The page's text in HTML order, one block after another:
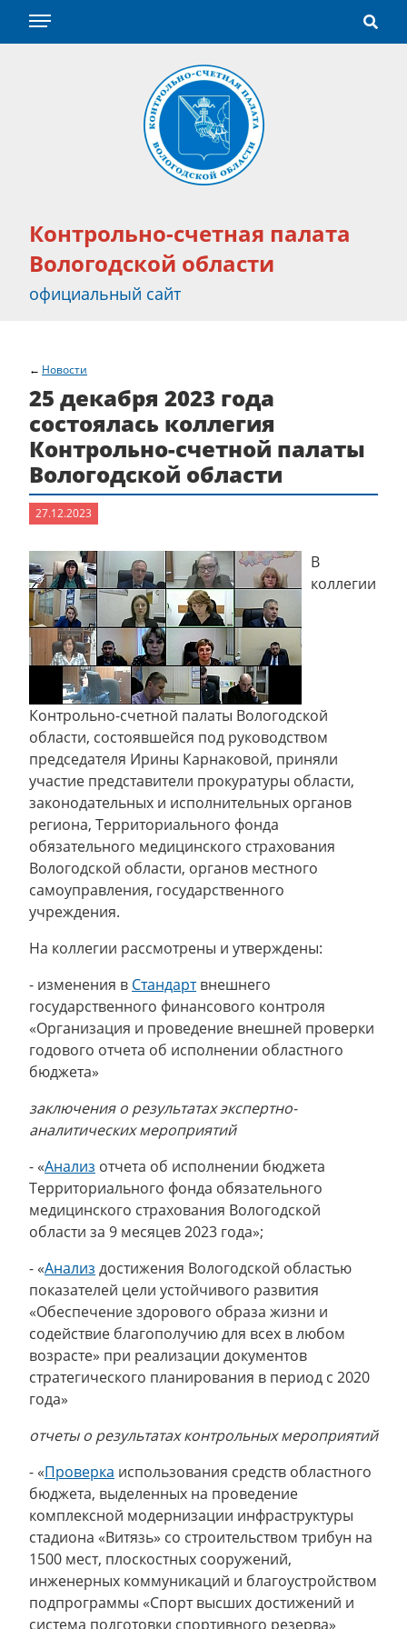
Контрольно-счетная палата
Вологодской области
официальный сайт
Новости
25 декабря 2023 года
состоялась коллегия
Контрольно-счетной палаты
Вологодской области
27.12.2023
В
коллегии
Контрольно-счетной палаты Вологодской
области, состоявшейся под руководством
председателя Ирины Карнаковой, приняли
участие представители прокуратуры области,
законодательных и исполнительных органов
региона, Территориального фонда
обязательного медицинского страхования
Вологодской области, органов местного
самоуправления, государственного
учреждения.
На коллегии рассмотрены и утверждены:
- изменения в Стандартвнешнего
государственного финансового контроля
«Организация и проведение внешней проверки
годового отчета об исполнении областного
бюджета»
заключения о результатах экспертно-
аналитических мероприятий
- «Анализ отчета об исполнении бюджета
Территориального фонда обязательного
медицинского страхования Вологодской
области за 9 месяцев 2023 года»;
- «Анализ достижения Вологодской областью
показателей цели устойчивого развития
«Обеспечение здорового образа жизни и
содействие благополучию для всех в любом
возрасте» при реализации документов
стратегического планирования в период с 2020
года»
отчеты о результатах контрольных мероприятий
- «Проверка использования средств областного
бюджета, выделенных на проведение
комплексной модернизации инфраструктуры
стадиона «Витязь» со строительством трибун на
1500 мест, плоскостных сооружений,
инженерных коммуникаций и благоустройством
подпрограммы «Спорт высших достижений и
система подготовки спортивного резерва»